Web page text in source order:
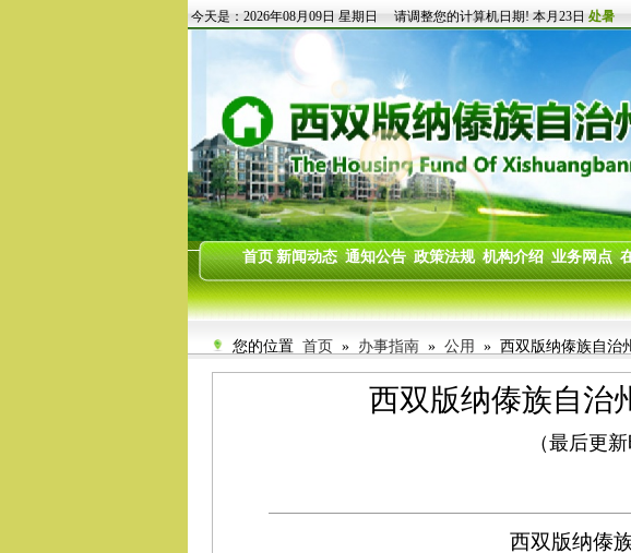
您的位置 首页 » 办事指南 » 公用 » 西双版纳傣族自治